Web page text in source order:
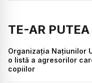
TE-AR
Organizația Națiunilor
o listă a agresorilor
copiilor